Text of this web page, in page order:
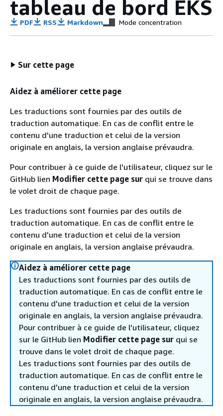
tableau de bord EKS
PDF RSS Markdown Mode concentration
Sur cette page
Aidez à améliorer cette page
Les traductions sont fournies par des outils de
traduction automatique. En cas de conflit entre le
contenu d'une traduction et celui de la version
originale en anglais, la version anglaise prévaudra.
Pour contribuer à ce guide de l'utilisateur, cliquez sur le
GitHub lien Modifier cette page sur qui se trouve dans
le volet droit de chaque page.
Les traductions sont fournies par des outils de
traduction automatique. En cas de conflit entre le
contenu d'une traduction et celui de la version
originale en anglais, la version anglaise prévaudra.
Aidez à améliorer cette page
Les traductions sont fournies par des outils de
traduction automatique. En cas de conflit entre le
contenu d'une traduction et celui de la version
originale en anglais, la version anglaise prévaudra.
Pour contribuer à ce guide de l'utilisateur, cliquez
sur le GitHub lien Modifier cette page sur qui se
trouve dans le volet droit de chaque page.
Les traductions sont fournies par des outils de
traduction automatique. En cas de conflit entre le
contenu d'une traduction et celui de la version
originale en anglais, la version anglaise prévaudra.